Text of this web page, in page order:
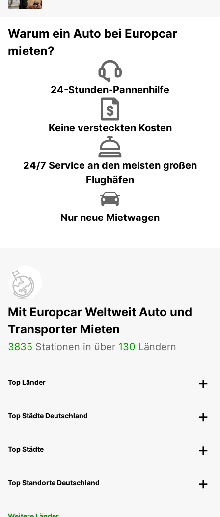
Warum ein Auto bei Europcar
mieten?
24-Stunden-Pannenhilfe
Keine versteckten Kosten
24/7 Service an den meisten großen
Flughäfen
Nur neue Mietwagen
Mit Europcar Weltweit Auto und
Transporter Mieten
3835 Stationen in über 130 Ländern
Top Länder
Top Städte Deutschland
Top Städte
Top Standorte Deutschland